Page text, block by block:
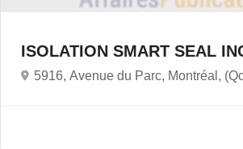
ISOLATION SMART SEAL
5916, Avenue du Parc, Montréal,